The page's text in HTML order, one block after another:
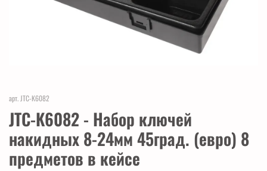
арт. JTC-K6082
JTC-K6082 - Набор ключей
накидных 8-24мм 45град. (евро) 8
предметов в кейсе